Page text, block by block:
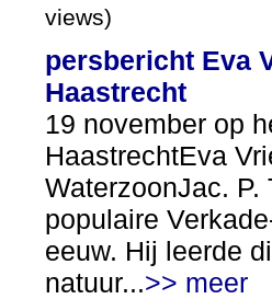
views)
persbericht Eva
Haastrecht
19 november op
HaastrechtEva
WaterzoonJac.
populaire
eeuw. Hij leerde
natuur...>> meer